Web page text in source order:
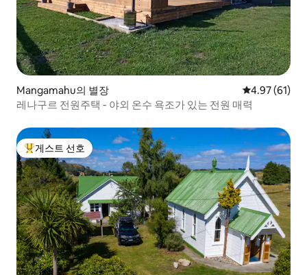
Mangamahu의 별장 평점 4.97점
4.97 (61)
레나구르 전원주택 - 야외 온수 욕조가 있는 전원 매력
상위 게스트 선호
게스트 선호